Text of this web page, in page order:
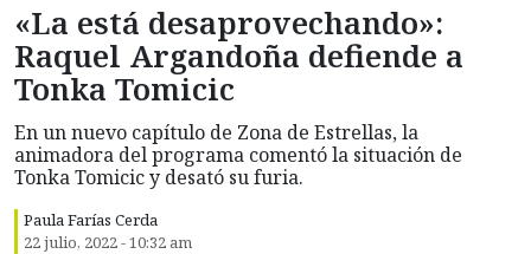
«La está desaprovechando»:
Raquel Argandoña defiende a
Tonka Tomicic
En un nuevo capítulo de Zona de Estrellas, la
animadora del programa comentó la situación de
Tonka Tomicic y desató su furia.
Paula Farías Cerda
22 julio, 2022 - 10:32 am